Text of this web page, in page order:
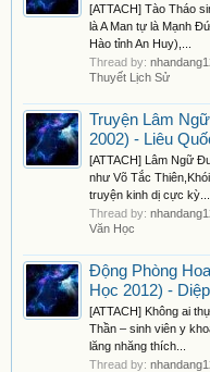
[ATTACH] Tào Tháo
là A Man tự là Mạnh
Hào tỉnh An Huy),...
Thread by:
Thuyết Lịch Sử
Truyện Lâm
2002) - Liêu
[ATTACH] Lâm Ngữ
như Võ Tắc
truyện kinh dị cực kỳ...
Thread by:
Văn Học
Động Phòng
Học 2012) -
[ATTACH] Không ai
Thần – sinh viên y
lăng nhăng thích...
Thread by: